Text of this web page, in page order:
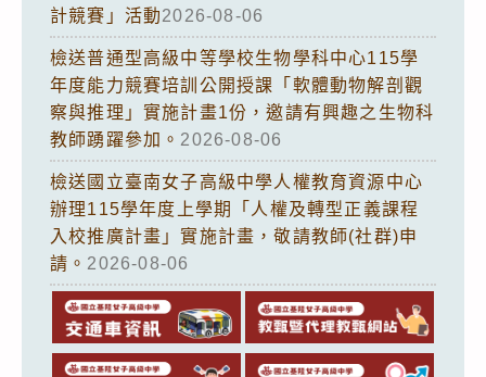
計競賽」活動2026-08-06
檢送普通型高級中等學校生物學科中心115學
年度能力競賽培訓公開授課「軟體動物解剖觀
察與推理」實施計畫1份，邀請有興趣之生物科
教師踴躍參加。 2026-08-06
檢送國立臺南女子高級中學人權教育資源中心
辦理115學年度上學期「人權及轉型正義課程
入校推廣計畫」實施計畫，敬請教師(社群)申
請。 2026-08-06